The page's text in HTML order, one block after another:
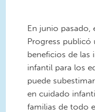
​​En junio pasado,
Progress publicó
beneficios de las
infantil para los
puede
en cuidado
familias de todo